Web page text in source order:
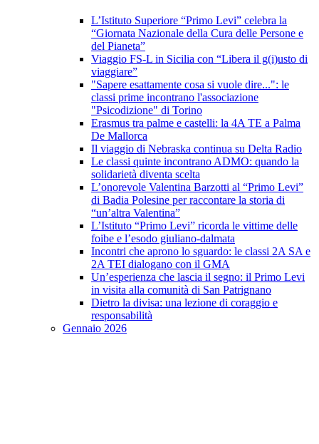
L’Istituto Superiore “Primo Levi” celebra la
“Giornata Nazionale della Cura delle Persone e
del Pianeta”
Viaggio FS-L in Sicilia con “Libera il g(i)usto di
viaggiare”
"Sapere esattamente cosa si vuole dire...": le
classi prime incontrano l'associazione
"Psicodizione" di Torino
Erasmus tra palme e castelli: la 4A TE a Palma
De Mallorca
Il viaggio di Nebraska continua su Delta Radio
Le classi quinte incontrano ADMO: quando la
solidarietà diventa scelta
L’onorevole Valentina Barzotti al “Primo Levi”
di Badia Polesine per raccontare la storia di
“un’altra Valentina”
L’Istituto “Primo Levi” ricorda le vittime delle
foibe e l’esodo giuliano-dalmata
Incontri che aprono lo sguardo: le classi 2A SA e
2A TEI dialogano con il GMA
Un’esperienza che lascia il segno: il Primo Levi
in visita alla comunità di San Patrignano
Dietro la divisa: una lezione di coraggio e
responsabilità
Gennaio 2026